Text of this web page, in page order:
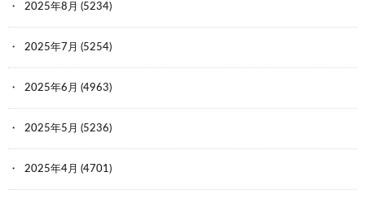
2025年8月 (5234)
2025年7月 (5254)
2025年6月 (4963)
2025年5月 (5236)
2025年4月 (4701)